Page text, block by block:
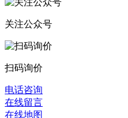
关注公众号
扫码询价
电话咨询
在线留言
在线地图